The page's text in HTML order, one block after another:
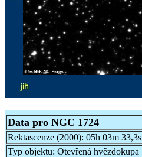
Data pro NGC 1724
Rektascenze (2000): 05h 03m 33,3s
Typ objektu: Otevřená hvězdokupa